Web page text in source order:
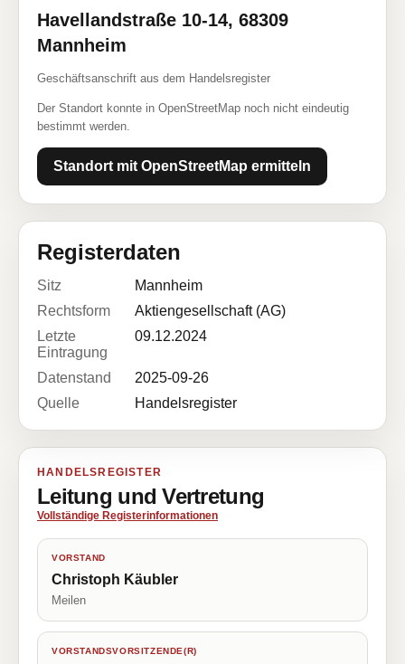
Havellandstraße 10-14, 68309
Mannheim
Geschäftsanschrift aus dem Handelsregister
Der Standort konnte in OpenStreetMap noch nicht eindeutig
bestimmt werden.
Standort mit OpenStreetMap ermitteln
Registerdaten
Sitz
Mannheim
Rechtsform
Aktiengesellschaft (AG)
Letzte
Eintragung
09.12.2024
Datenstand
2025-09-26
Quelle
Handelsregister
HANDELSREGISTER
Leitung und Vertretung
Vollständige Registerinformationen
VORSTAND
Christoph Käubler
Meilen
VORSTANDSVORSITZENDE(R)